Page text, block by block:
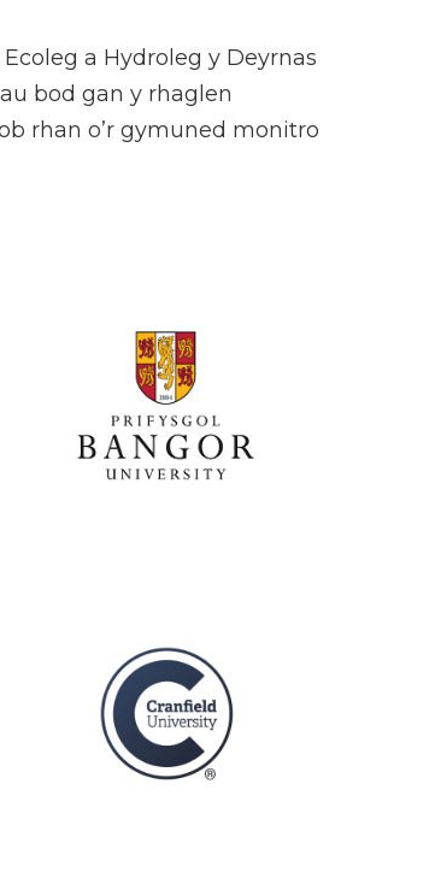
a Hydroleg y Deyrnas
bod gan y rhaglen
rhan o’r gymuned monitro